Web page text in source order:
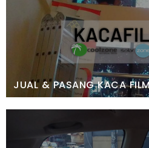
JUAL & PASANG KACA